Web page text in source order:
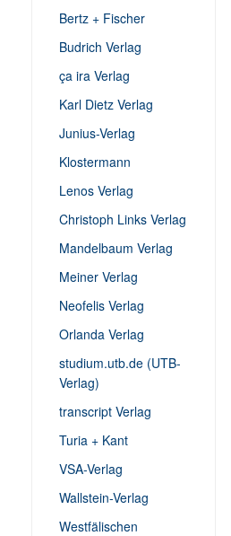
Bertz + Fischer
Budrich Verlag
ça ira Verlag
Karl Dietz Verlag
Junius-Verlag
Klostermann
Lenos Verlag
Christoph Links Verlag
Mandelbaum Verlag
Meiner Verlag
Neofelis Verlag
Orlanda Verlag
studium.utb.de (UTB-
Verlag)
transcript Verlag
Turia + Kant
VSA-Verlag
Wallstein-Verlag
Westfälischen